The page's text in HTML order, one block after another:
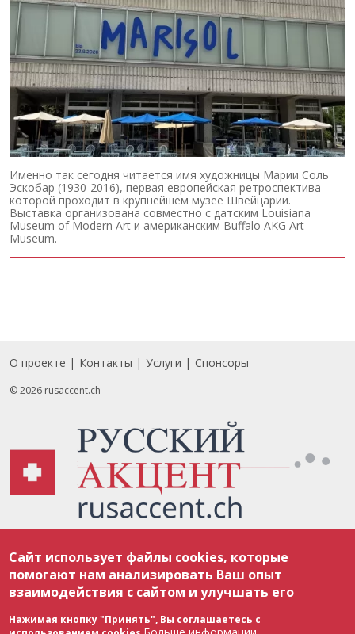
Именно так сегодня читается имя художницы Марии Соль
Эскобар (1930-2016), первая европейская ретроспектива
которой проходит в крупнейшем музее Швейцарии.
Выставка организована совместно с датским Louisiana
Museum of Modern Art и американским Buffalo AKG Art
Museum.
Footer
О проекте Контакты Услуги Спонсоры
© 2026 rusaccent.ch
соответствии с законодательством Швейцарии об авторском праве и
международными соглашениями. Полное или частичное использование
материалов возможно только с разрешения редакции. В случае полного
или частичного воспроизведения материалов сайта rusaccent.ch,
ОБЯЗАТЕЛЬНА АКТИВНАЯ ГИПЕРССЫЛКА на конкретный заимствованный
текст. Фотоизображения, размещенные редакцией rusaccent.ch, являются
ее исключительной собственностью. Полное или частичное
Сайт использует файлы cookies, которые
помогают нам анализировать Ваш опыт
взаимодействия с сайтом и улучшать его
Нажимая кнопку "Принять", Вы соглашаетесь с